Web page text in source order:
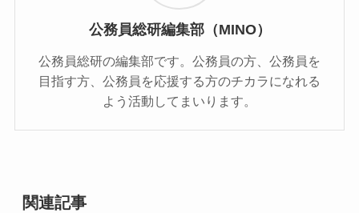
公務員総研編集部（MINO）
公務員総研の編集部です。公務員の方、公務員を
目指す方、公務員を応援する方のチカラになれる
よう活動してまいります。
関連記事